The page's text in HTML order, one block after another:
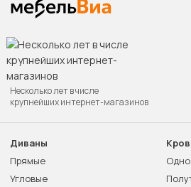
Несколько лет в числе
крупнейших интернет-магазинов
Диваны
Прямые
Угловые